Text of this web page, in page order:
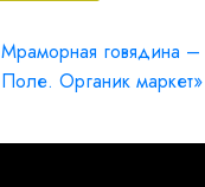
Мраморная говядина –
Поле. Органик маркет»